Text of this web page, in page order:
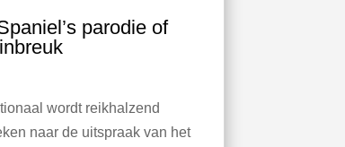
parodie of
wordt reikhalzend
naar de uitspraak van het